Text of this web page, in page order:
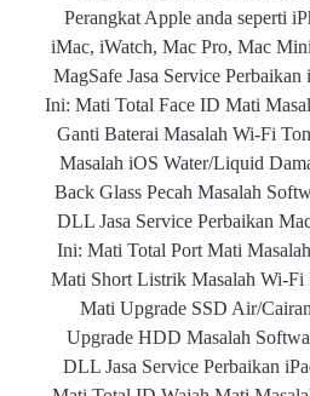
Perangkat Apple anda seperti
iMac, iWatch, Mac Pro, Mac
MagSafe Jasa Service
Ini: Mati Total Face ID Mati
Ganti Baterai Masalah Wi-Fi
Masalah iOS Water/Liquid
Back Glass Pecah Masalah
DLL Jasa Service Perbaikan
Ini: Mati Total Port Mati
Mati Short Listrik Masalah Wi-Fi
Mati Upgrade SSD Air/
Upgrade HDD Masalah
DLL Jasa Service Perbaikan